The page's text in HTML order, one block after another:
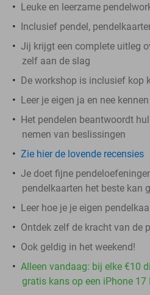
Leuke en leerzame
Inclusief pendel,
Jij krijgt een complete uitleg
zelf aan de slag
De workshop is inclusief kop
Leer je eigen ja en nee kennen
Het pendelen beantwoordt
nemen van beslissingen
Zie hier de lovende recensies
Je doet fijne
pendelkaarten het beste kan
Leer hoe je je eigen
Ontdek zelf de kracht van de
Ook geldig in het weekend!
Alleen vandaag: bij elke €10
gratis kans op een iPhone 17